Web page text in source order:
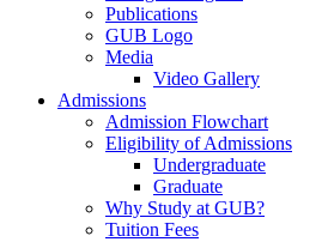
Publications
GUB Logo
Media
Video Gallery
Admissions
Admission Flowchart
Eligibility of Admissions
Undergraduate
Graduate
Why Study at GUB?
Tuition Fees